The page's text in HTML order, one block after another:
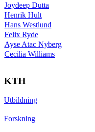
Joydeep Dutta
Henrik Hult
Hans Westlund
Felix Ryde
Ayse Atac Nyberg
Cecilia Williams
KTH
Utbildning
Forskning